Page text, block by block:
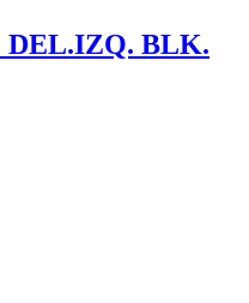
DEL.IZQ. BLK.